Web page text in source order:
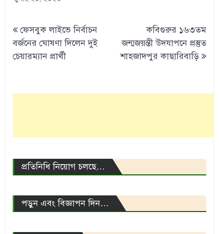
navigation
ফেসবুক লাইভে নির্বাচন
বর্জনের ঘোষণা দিলেন দুই
চেয়ারম্যান প্রার্থী
কবিগুরুর ১৬৩তম
জন্মজয়ন্তী উদযাপনে প্রস্তুত
শাহজাদপুর কাছারিবাড়ি
প্রতিনিধি নিয়োগ চলছে…
পড়ুন এবং বিজ্ঞাপন দিন…